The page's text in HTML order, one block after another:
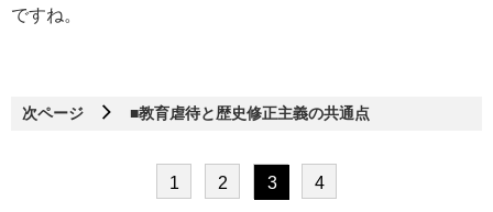
ですね。
次ページ ■教育虐待と歴史修正主義の共通点
1 2 3 4